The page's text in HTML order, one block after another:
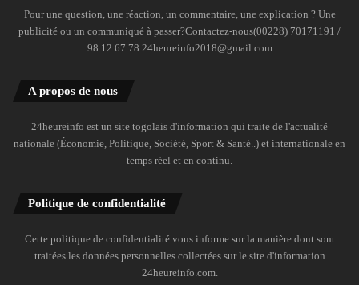
Pour une question, une réaction, un commentaire, une explication ? Une
publicité ou un communiqué à passer?Contactez-nous(00228) 70171191 /
98 12 67 78 24heureinfo2018@gmail.com
A propos de nous
24heureinfo est un site togolais d'information qui traite de l'actualité
nationale (Économie, Politique, Société, Sport & Santé..) et internationale en
temps réel et en continu.
Politique de confidentialité
Cette politique de confidentialité vous informe sur la manière dont sont
traitées les données personnelles collectées sur le site d'information
24heureinfo.com.